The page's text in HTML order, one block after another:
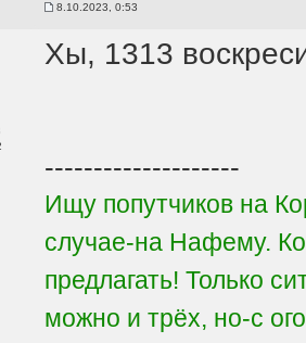
8.10.2023, 0:53
Хы, 1313
--------------------
Ищу попутчиков на
случае-на Нафему.
предлагать! Только
можно и трёх, но-с